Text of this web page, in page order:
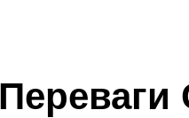
Переваги